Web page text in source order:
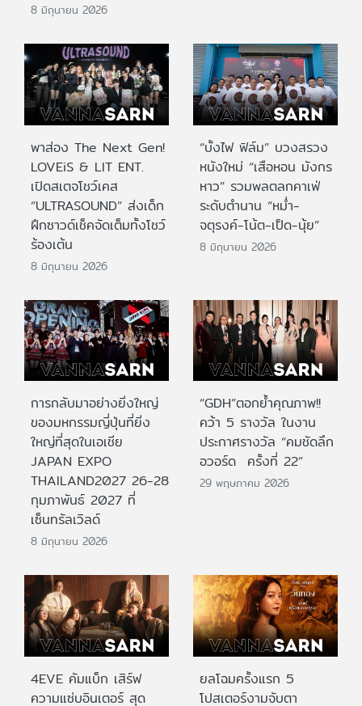
8 มิถุนายน 2026
พาส่อง The Next Gen!
LOVEiS & LIT ENT.
เปิดสเตจโชว์เคส
“ULTRASOUND” ส่งเด็ก
ฝึกซาวด์เช็คจัดเต็มทั้งโชว์
ร้องเต้น
8 มิถุนายน 2026
“บั้งไฟ ฟิล์ม” บวงสรวง
หนังใหม่ “เสือหอน มังกร
หาว” รวมพลตลกคาเฟ่
ระดับตำนาน “หม่ำ-
จตุรงค์-โน้ต-เป็ด-นุ้ย”
8 มิถุนายน 2026
การกลับมาอย่างยิ่งใหญ่
ของมหกรรมญี่ปุ่นที่ยิ่ง
ใหญ่ที่สุดในเอเชีย
JAPAN EXPO
THAILAND2027 26-28
กุมภาพันธ์ 2027 ที่
เซ็นทรัลเวิลด์
8 มิถุนายน 2026
“GDH”ตอกย้ำคุณภาพ!!
คว้า 5 รางวัล ในงาน
ประกาศรางวัล “คมชัดลึก
อวอร์ด ครั้งที่ 22”
29 พฤษภาคม 2026
4EVE คัมแบ็ก เสิร์ฟ
ความแซ่บอินเตอร์ สุด
ยลโฉมครั้งแรก 5
โปสเตอร์งามจับตา